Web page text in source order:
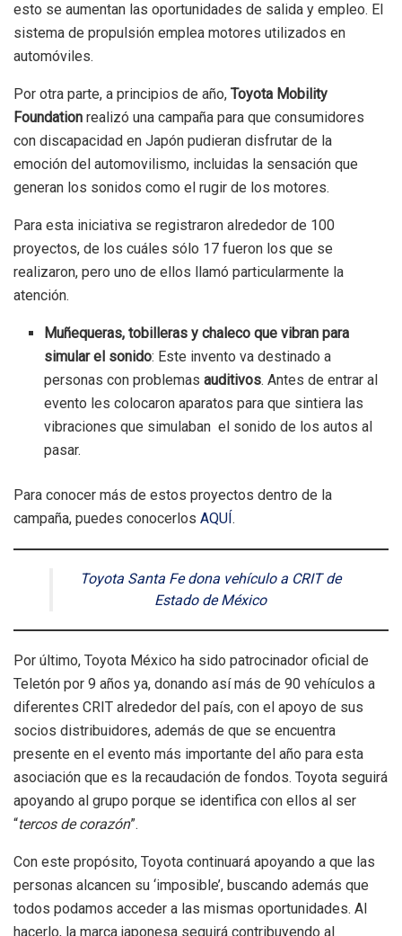
esto se aumentan las oportunidades de salida y empleo. El
sistema de propulsión emplea motores utilizados en
automóviles.
Por otra parte, a principios de año, Toyota Mobility
Foundation realizó una campaña para que consumidores
con discapacidad en Japón pudieran disfrutar de la
emoción del automovilismo, incluidas la sensación que
generan los sonidos como el rugir de los motores.
Para esta iniciativa se registraron alrededor de 100
proyectos, de los cuáles sólo 17 fueron los que se
realizaron, pero uno de ellos llamó particularmente la
atención.
Muñequeras, tobilleras y chaleco que vibran para
simular el sonido: Este invento va destinado a
personas con problemasauditivos. Antes de entrar al
evento les colocaron aparatos para que sintiera las
vibraciones que simulaban el sonido de los autos al
pasar.
Para conocer más de estos proyectos dentro de la
campaña, puedes conocerlos AQUÍ .
Toyota Santa Fe dona vehículo a CRIT de
Estado de México
Por último, Toyota México ha sido patrocinador oficial de
Teletón por 9 años ya, donando así más de 90 vehículos a
diferentes CRIT alrededor del país, con el apoyo de sus
socios distribuidores, además de que se encuentra
presente en el evento más importante del año para esta
asociación que es la recaudación de fondos. Toyota seguirá
apoyando al grupo porque se identifica con ellos al ser
“tercos de corazón”.
Con este propósito, Toyota continuará apoyando a que las
personas alcancen su ‘imposible’, buscando además que
todos podamos acceder a las mismas oportunidades. Al
hacerlo, la marca japonesa seguirá contribuyendo al